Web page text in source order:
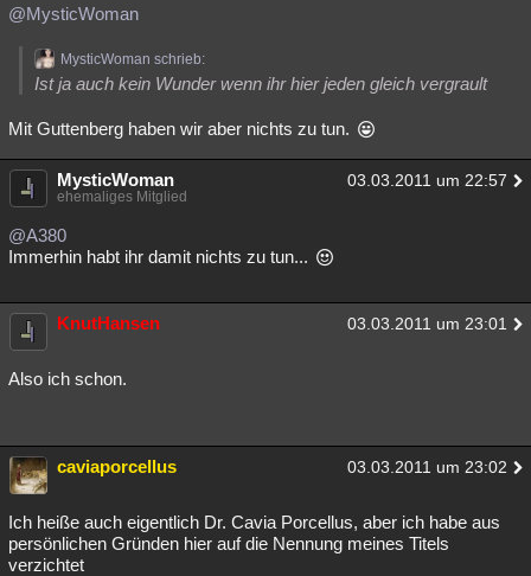
Spiritualität Verschwörungen
Natur Umfragen Unterhaltung
weitere Rubriken
Philosophie Träume Orte Esoterik
Astronomie Helpdesk Gaming Filme
Übersichten
Lesenswert
@MysticWoman
MysticWoman schrieb:
Ist ja auch kein Wunder wenn ihr hier jeden gleich vergrault
Mit Guttenberg haben wir aber nichts zu tun.
MysticWoman 03.03.2011 um 22:57
ehemaliges Mitglied
@A380
Immerhin habt ihr damit nichts zu tun...
KnutHansen 03.03.2011 um 23:01
Also ich schon.
caviaporcellus 03.03.2011 um 23:02
Ich heiße auch eigentlich Dr. Cavia Porcellus, aber ich habe aus
persönlichen Gründen hier auf die Nennung meines Titels
verzichtet